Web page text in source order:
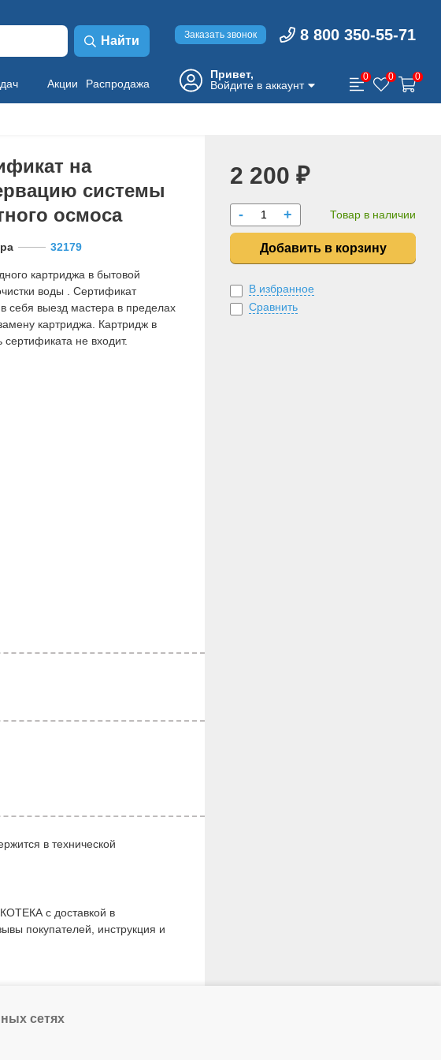
Найти
Акции Распродажа
Заказать звонок 8 800 350-55-71
Привет,
Войдите в аккаунт
0 0 0
на
системы
осмоса
32179
картриджа в бытовой
воды . Сертификат
себя выезд мастера в пределах
картриджа. Картридж в
сертификата не входит.
в технической
с доставкой в
покупателей, инструкция и
2 200 ₽
- + Товар в наличии
Добавить в корзину
В избранное
Сравнить
сетях